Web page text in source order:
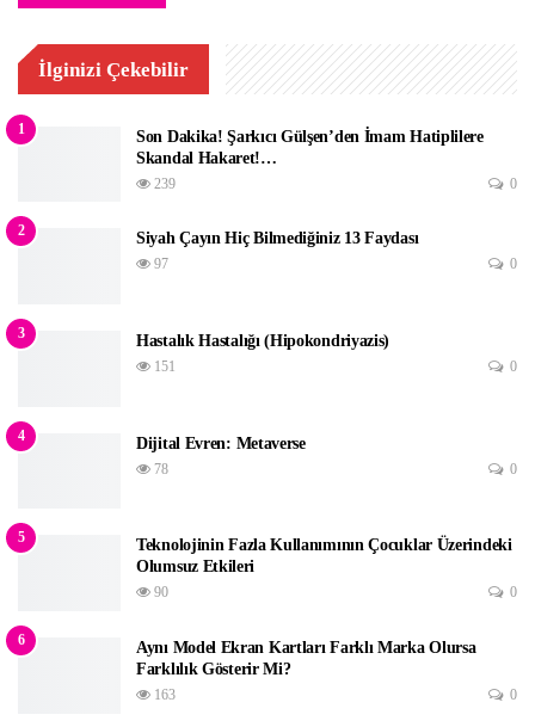
İlginizi Çekebilir
1
Son Dakika! Şarkıcı Gülşen’den İmam Hatiplilere
Skandal Hakaret!…
239 0
2 Siyah Çayın Hiç Bilmediğiniz 13 Faydası
97 0
3 Hastalık Hastalığı (Hipokondriyazis)
151 0
4 Dijital Evren: Metaverse
78 0
5
‌Teknolojinin Fazla Kullanımının Çocuklar Üzerindeki
Olumsuz Etkileri
90 0
6
Aynı Model Ekran Kartları Farklı Marka Olursa
Farklılık Gösterir Mi?
163 0